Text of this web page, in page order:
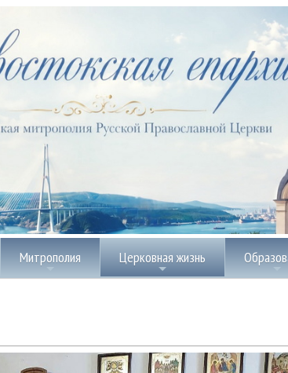
Митрополия Церковная жизнь